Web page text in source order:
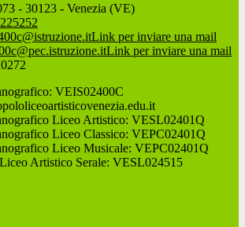
- 30123 - Venezia (VE)
Link per inviare una mail
Link per inviare una mail
VEIS02400C
Liceo Artistico: VESL02401Q
Liceo Classico: VEPC02401Q
Liceo Musicale: VEPC02401Q
Artistico Serale: VESL024515